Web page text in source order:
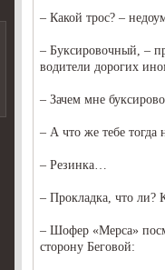
– Какой трос? –
– Буксировочный, –
водители дорогих
– Зачем мне
– А что же тебе тогда
– Резинка…
– Прокладка, что ли?
– Шофер «Мерса»
сторону Беговой: